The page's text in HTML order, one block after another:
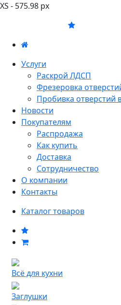
XS - 575.98 px
Услуги
Раскрой ЛДСП
Фрезеровка
Пробивка отверстий
Новости
Покупателям
Распродажа
Как купить
Доставка
Сотрудничество
О компании
Контакты
Каталог товаров
Всё для кухни
Заглушки